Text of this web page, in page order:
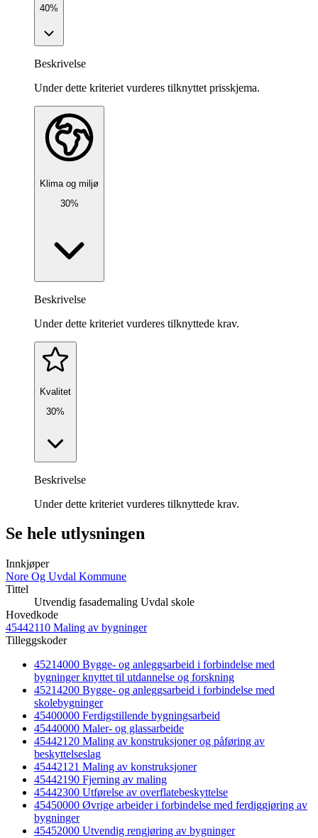
40%
Beskrivelse
Under dette kriteriet vurderes tilknyttet prisskjema.
Klima og miljø
30%
Beskrivelse
Under dette kriteriet vurderes tilknyttede krav.
Kvalitet
30%
Beskrivelse
Under dette kriteriet vurderes tilknyttede krav.
Se hele utlysningen
Innkjøper
Nore Og Uvdal Kommune
Tittel
Utvendig fasademaling Uvdal skole
Hovedkode
45442110 Maling av bygninger
Tilleggskoder
45214000 Bygge- og anleggsarbeid i forbindelse med
bygninger knyttet til utdannelse og forskning
45214200 Bygge- og anleggsarbeid i forbindelse med
skolebygninger
45400000 Ferdigstillende bygningsarbeid
45440000 Maler- og glassarbeide
45442120 Maling av konstruksjoner og påføring av
beskyttelseslag
45442121 Maling av konstruksjoner
45442190 Fjerning av maling
45442300 Utførelse av overflatebeskyttelse
45450000 Øvrige arbeider i forbindelse med ferdiggjøring av
bygninger
45452000 Utvendig rengjøring av bygninger